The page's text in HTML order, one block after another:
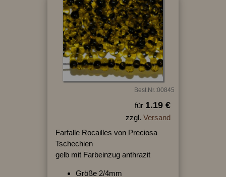
Best.Nr.:00845
für 1.19 €
zzgl. Versand
Farfalle Rocailles von Preciosa
Tschechien
gelb mit Farbeinzug anthrazit
Größe 2/4mm